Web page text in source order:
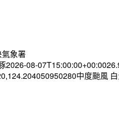
象署
2026-08-
中度颱風